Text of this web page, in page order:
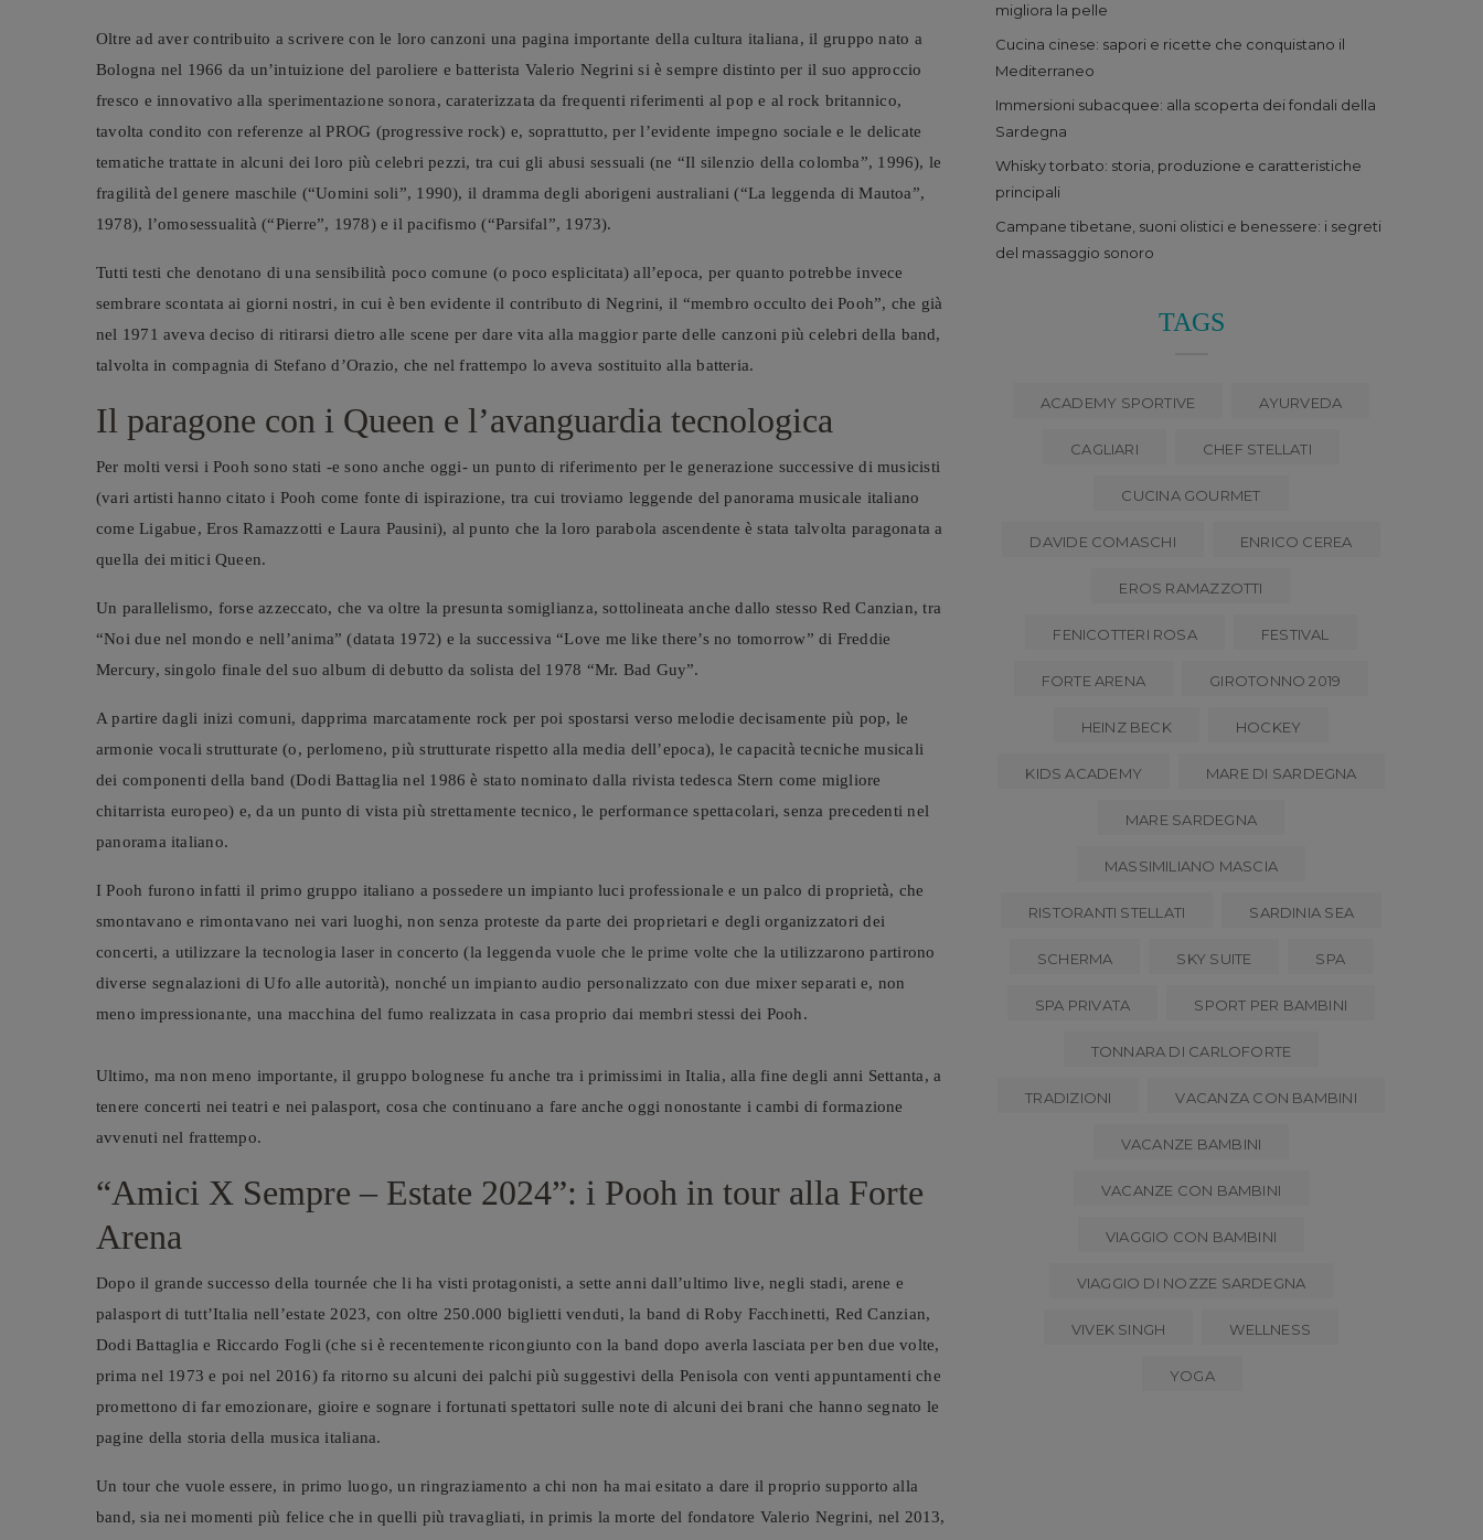
Oltre ad aver contribuito a scrivere con le loro canzoni una pagina importante della cultura italiana, il gruppo nato a
Bologna nel 1966 da un’intuizione del paroliere e batterista Valerio Negrini si è sempre distinto per il suo approccio
fresco e innovativo alla sperimentazione sonora, caraterizzata da frequenti riferimenti al pop e al rock britannico,
tavolta condito con referenze al PROG (progressive rock) e, soprattutto, per l’evidente impegno sociale e le delicate
tematiche trattate in alcuni dei loro più celebri pezzi, tra cui gli abusi sessuali (ne “Il silenzio della colomba”, 1996), le
fragilità del genere maschile (“Uomini soli”, 1990), il dramma degli aborigeni australiani (“La leggenda di Mautoa”,
1978), l’omosessualità (“Pierre”, 1978) e il pacifismo (“Parsifal”, 1973).
Tutti testi che denotano di una sensibilità poco comune (o poco esplicitata) all’epoca, per quanto potrebbe invece
sembrare scontata ai giorni nostri, in cui è ben evidente il contributo di Negrini, il “membro occulto dei Pooh”, che già
nel 1971 aveva deciso di ritirarsi dietro alle scene per dare vita alla maggior parte delle canzoni più celebri della band,
talvolta in compagnia di Stefano d’Orazio, che nel frattempo lo aveva sostituito alla batteria.
Il paragone con i Queen e l’avanguardia tecnologica
Per molti versi i Pooh sono stati -e sono anche oggi- un punto di riferimento per le generazione successive di musicisti
(vari artisti hanno citato i Pooh come fonte di ispirazione, tra cui troviamo leggende del panorama musicale italiano
come Ligabue, Eros Ramazzotti e Laura Pausini), al punto che la loro parabola ascendente è stata talvolta paragonata a
quella dei mitici Queen.
Un parallelismo, forse azzeccato, che va oltre la presunta somiglianza, sottolineata anche dallo stesso Red Canzian, tra
“Noi due nel mondo e nell’anima” (datata 1972) e la successiva “Love me like there’s no tomorrow” di Freddie
Mercury, singolo finale del suo album di debutto da solista del 1978 “Mr. Bad Guy”.
A partire dagli inizi comuni, dapprima marcatamente rock per poi spostarsi verso melodie decisamente più pop, le
armonie vocali strutturate (o, perlomeno, più strutturate rispetto alla media dell’epoca), le capacità tecniche musicali
dei componenti della band (Dodi Battaglia nel 1986 è stato nominato dalla rivista tedesca Stern come migliore
chitarrista europeo) e, da un punto di vista più strettamente tecnico, le performance spettacolari, senza precedenti nel
panorama italiano.
I Pooh furono infatti il primo gruppo italiano a possedere un impianto luci professionale e un palco di proprietà, che
smontavano e rimontavano nei vari luoghi, non senza proteste da parte dei proprietari e degli organizzatori dei
concerti, a utilizzare la tecnologia laser in concerto (la leggenda vuole che le prime volte che la utilizzarono partirono
diverse segnalazioni di Ufo alle autorità), nonché un impianto audio personalizzato con due mixer separati e, non
meno impressionante, una macchina del fumo realizzata in casa proprio dai membri stessi dei Pooh.
Ultimo, ma non meno importante, il gruppo bolognese fu anche tra i primissimi in Italia, alla fine degli anni Settanta, a
tenere concerti nei teatri e nei palasport, cosa che continuano a fare anche oggi nonostante i cambi di formazione
avvenuti nel frattempo.
“Amici X Sempre – Estate 2024”: i Pooh in tour alla Forte
Arena
Dopo il grande successo della tournée che li ha visti protagonisti, a sette anni dall’ultimo live, negli stadi, arene e
palasport di tutt’Italia nell’estate 2023, con oltre 250.000 biglietti venduti, la band di Roby Facchinetti, Red Canzian,
Dodi Battaglia e Riccardo Fogli (che si è recentemente ricongiunto con la band dopo averla lasciata per ben due volte,
prima nel 1973 e poi nel 2016) fa ritorno su alcuni dei palchi più suggestivi della Penisola con venti appuntamenti che
promettono di far emozionare, gioire e sognare i fortunati spettatori sulle note di alcuni dei brani che hanno segnato le
pagine della storia della musica italiana.
Un tour che vuole essere, in primo luogo, un ringraziamento a chi non ha mai esitato a dare il proprio supporto alla
band, sia nei momenti più felice che in quelli più travagliati, in primis la morte del fondatore Valerio Negrini, nel 2013,
migliora la pelle
Cucina cinese: sapori e ricette che conquistano il
Mediterraneo
Immersioni subacquee: alla scoperta dei fondali della
Sardegna
Whisky torbato: storia, produzione e caratteristiche
principali
Campane tibetane, suoni olistici e benessere: i segreti
del massaggio sonoro
TAGS
ACADEMY SPORTIVE AYURVEDA
CAGLIARI CHEF STELLATI
CUCINA GOURMET
DAVIDE COMASCHI ENRICO CEREA
EROS RAMAZZOTTI
FENICOTTERI ROSA FESTIVAL
FORTE ARENA GIROTONNO 2019
HEINZ BECK HOCKEY
KIDS ACADEMY MARE DI SARDEGNA
MARE SARDEGNA
MASSIMILIANO MASCIA
RISTORANTI STELLATI SARDINIA SEA
SCHERMA SKY SUITE SPA
SPA PRIVATA SPORT PER BAMBINI
TONNARA DI CARLOFORTE
TRADIZIONI VACANZA CON BAMBINI
VACANZE BAMBINI
VACANZE CON BAMBINI
VIAGGIO CON BAMBINI
VIAGGIO DI NOZZE SARDEGNA
VIVEK SINGH WELLNESS
YOGA